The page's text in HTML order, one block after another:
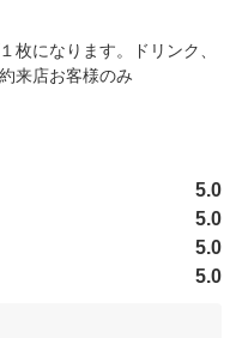
枚になります。ドリンク、
来店お客様のみ
）
5.0
5.0
5.0
5.0